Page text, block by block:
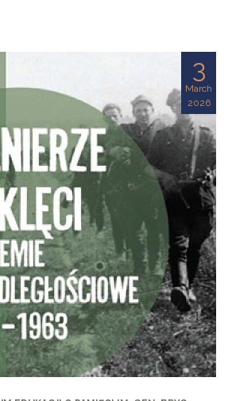
3
March
2026